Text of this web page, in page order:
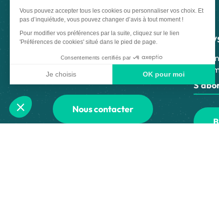
CLUSES ARVE & MONTAGNES
TOURISME
21 Grande Rue, 74300 Cluses
04 50 96 69 69
Laissez-nous votre avis
Nous contacter